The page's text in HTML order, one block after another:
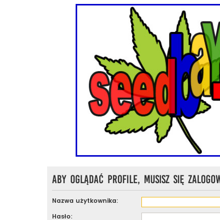
Aby oglądać profile, musisz się
Nazwa użytkownika:
Hasło: